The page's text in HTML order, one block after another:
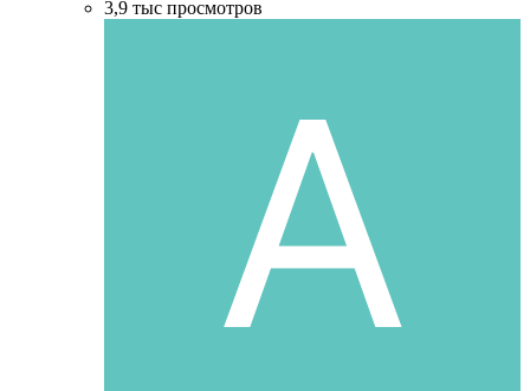
3,9 тыс просмотров